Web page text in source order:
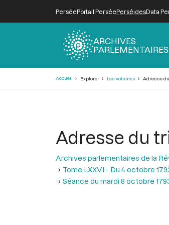
PerséePortail PerséePerséidesData
ARCHIVES
PARLEMENTAIRES
Accueil Explorer Les volumes Adresse
Adresse du
Archives parlementaires de la
Tome LXXVI - Du 4 octobre
Séance du mardi 8 octobre